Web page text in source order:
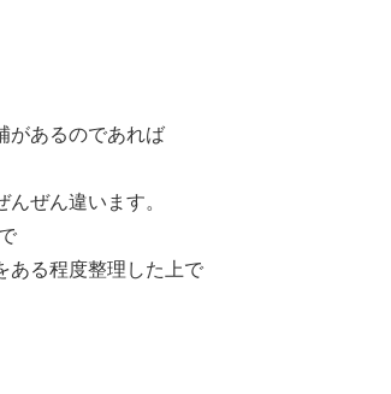
があるのであれば
ぜん違います。
ある程度整理した上で